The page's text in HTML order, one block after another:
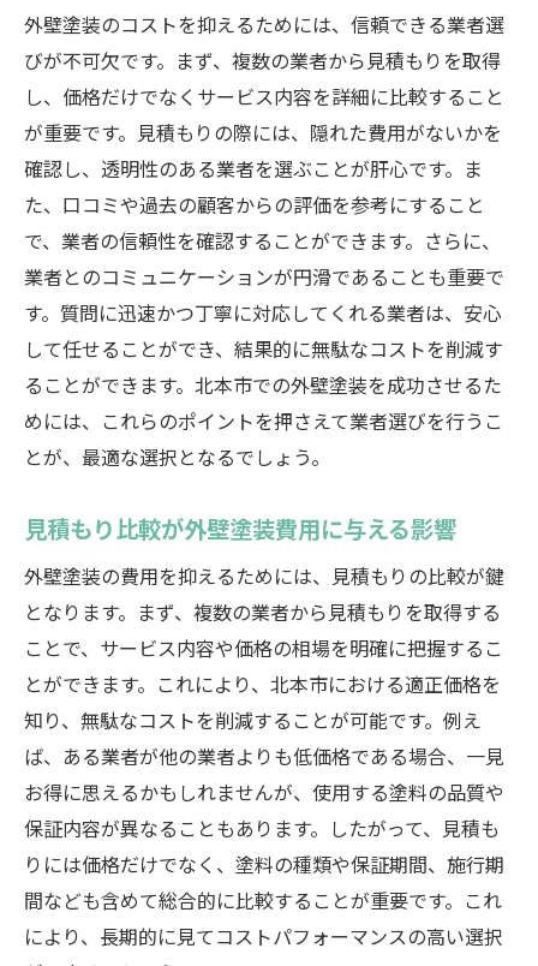
外壁塗装のコストを抑えるためには、信頼できる業者選
びが不可欠です。まず、複数の業者から見積もりを取得
し、価格だけでなくサービス内容を詳細に比較すること
が重要です。見積もりの際には、隠れた費用がないかを
確認し、透明性のある業者を選ぶことが肝心です。ま
た、口コミや過去の顧客からの評価を参考にすること
で、業者の信頼性を確認することができます。さらに、
業者とのコミュニケーションが円滑であることも重要で
す。質問に迅速かつ丁寧に対応してくれる業者は、安心
して任せることができ、結果的に無駄なコストを削減す
ることができます。北本市での外壁塗装を成功させるた
めには、これらのポイントを押さえて業者選びを行うこ
とが、最適な選択となるでしょう。
見積もり比較が外壁塗装費用に与える影響
外壁塗装の費用を抑えるためには、見積もりの比較が鍵
となります。まず、複数の業者から見積もりを取得する
ことで、サービス内容や価格の相場を明確に把握するこ
とができます。これにより、北本市における適正価格を
知り、無駄なコストを削減することが可能です。例え
ば、ある業者が他の業者よりも低価格である場合、一見
お得に思えるかもしれませんが、使用する塗料の品質や
保証内容が異なることもあります。したがって、見積も
りには価格だけでなく、塗料の種類や保証期間、施行期
間なども含めて総合的に比較することが重要です。これ
により、長期的に見てコストパフォーマンスの高い選択